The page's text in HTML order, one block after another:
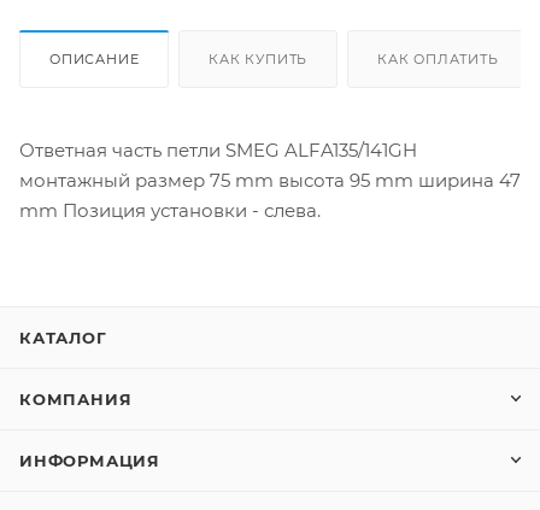
ОПИСАНИЕ КАК КУПИТЬ КАК ОПЛАТИТЬ
Ответная часть петли SMEG ALFA135/141GH
монтажный размер 75 mm высота 95 mm ширина 47
mm Позиция установки - слева.
КАТАЛОГ
КОМПАНИЯ
ИНФОРМАЦИЯ